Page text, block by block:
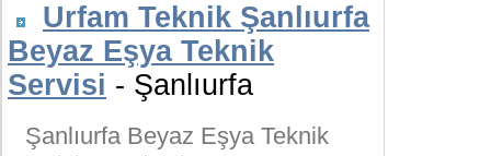
Urfam Teknik Şanlıurfa
Beyaz Eşya Teknik
Servisi - Şanlıurfa
Şanlıurfa Beyaz Eşya Teknik